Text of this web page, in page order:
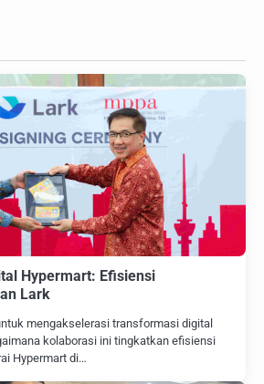
Hypermart: Efisiensi
Lark
mengakselerasi transformasi digital
kolaborasi ini tingkatkan efisiensi
Hypermart di…